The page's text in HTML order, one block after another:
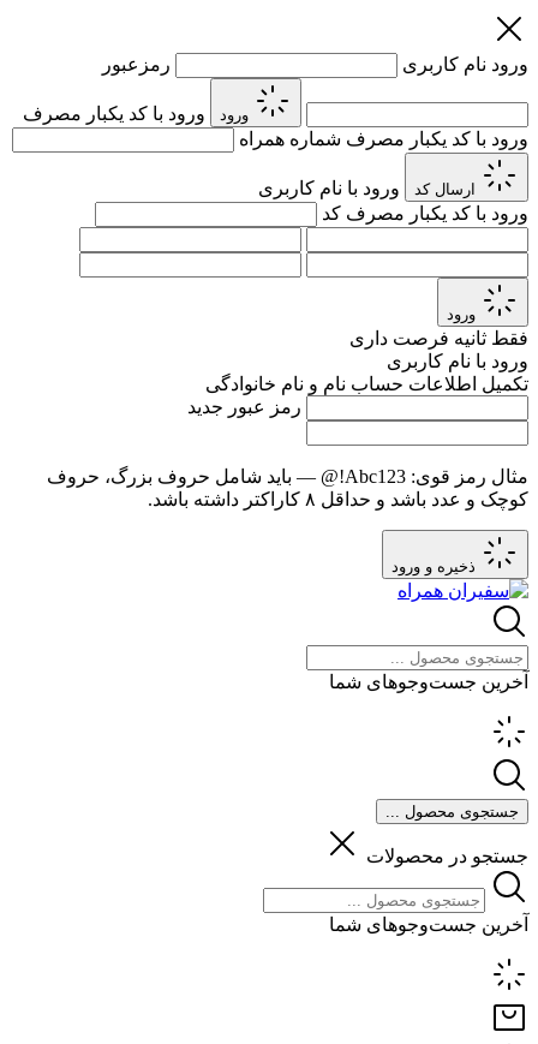
ورود نام کاربری رمزعبور
ورود
ورود با کد یکبار مصرف
ورود با کد یکبار مصرف شماره همراه
ارسال کد
ورود با نام کاربری
ورود با کد یکبار مصرف کد
ورود
فقط ثانیه فرصت داری
ورود با نام کاربری
تکمیل اطلاعات حساب نام و نام خانوادگی
رمز عبور جدید
مثال رمز قوی: Abc123!@
— باید شامل حروف بزرگ، حروف
کوچک و عدد باشد و حداقل ۸ کاراکتر داشته باشد.
ذخیره و ورود
آخرین جست‌وجوهای شما
جستجوی محصول ...
جستجو در محصولات
آخرین جست‌وجوهای شما